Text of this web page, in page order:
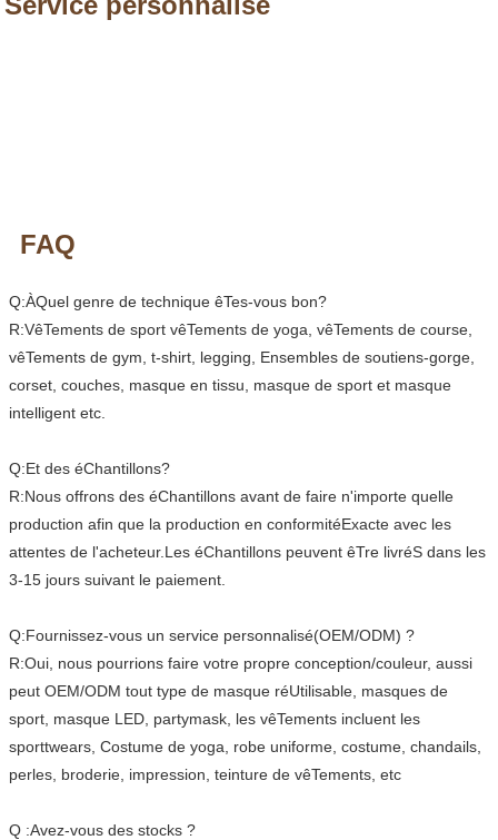
FAQ
Q:ÀQuel genre de technique êTes-vous bon?
R:VêTements de sport vêTements de yoga, vêTements de course,
vêTements de gym, t-shirt, legging, Ensembles de soutiens-gorge,
corset, couches, masque en tissu, masque de sport et masque
intelligent etc.
Q:Et des éChantillons?
R:Nous offrons des éChantillons avant de faire n'importe quelle
production afin que la production en conformitéExacte avec les
attentes de l'acheteur.Les éChantillons peuvent êTre livréS dans les
3-15 jours suivant le paiement.
Q:Fournissez-vous un service personnalisé(OEM/ODM) ?
R:Oui, nous pourrions faire votre propre conception/couleur, aussi
peut OEM/ODM tout type de masque réUtilisable, masques de
sport, masque LED, partymask, les vêTements incluent les
sporttwears, Costume de yoga, robe uniforme, costume, chandails,
perles, broderie, impression, teinture de vêTements, etc
Q :Avez-vous des stocks ?